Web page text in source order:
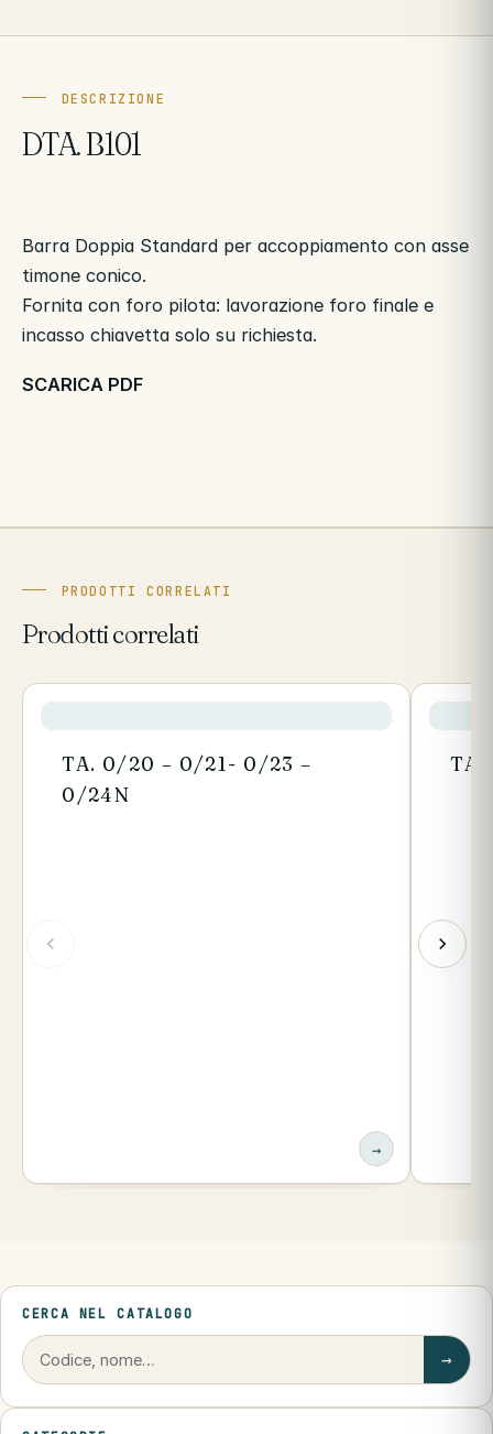
DESCRIZIONE
DTA. B101
Barra Doppia Standard per accoppiamento con asse
timone conico.
Fornita con foro pilota: lavorazione foro finale e
incasso chiavetta solo su richiesta.
SCARICA PDF
PRODOTTI CORRELATI
Prodotti correlati
TA. 0/20 – 0/21- 0/23 –
0/24N
→
TA.
CERCA NEL CATALOGO
→